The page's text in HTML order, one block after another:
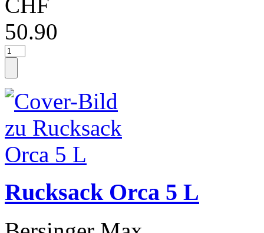
50.90
Rucksack Orca 5 L